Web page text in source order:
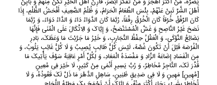
أَهْلَ الشَّرِّ تَبِنْ عَنْهُمْ، بِئْسَ الطَّعَامُ الْحَرَامُ، وَ ظُلْمُ الضَّعِیفِ أَفْحَشُ الظُّلْمِ، إِذَا
کَانَ الرِّفْقُ خُرْقاً کَانَ الْخُرْقُ رِفْقاً، رُبَّمَا کَانَ الدَّوَاءُ دَاءً وَ الدَّاءُ دَوَاءً، وَ رُبَّمَا
نَصَحَ غَیْرُ النَّاصِحِ وَ غَشَّ الْمُسْتَنْصَحُ، وَ إِیَّاکَ وَ الِاتِّکَالَ عَلَى الْمُنَى فَإِنَّهَا
بَضَائِعُ النَّوْکَى، وَ الْعَقْلُ حِفْظُ التَّجَارِبِ، وَ خَیْرُ مَا جَرَّبْتَ مَا وَعَظَکَ، بَادِرِ
الْفُرْصَهَ قَبْلَ أَنْ تَکُونَ غُصَّهً، لَیْسَ کُلُّ طَالِبٍ یُصِیبُ وَ لَا کُلُّ غَائِبٍ یَئُوبُ، وَ
مِنَ الْفَسَادِ إِضَاعَهُ الزَّادِ وَ مَفْسَدَهُ الْمَعَادِ، وَ لِکُلِّ أَمْرٍ عَاقِبَهٌ سَوْفَ یَأْتِیکَ مَا
قُدِّرَ لَکَ، التَّاجِرُ مُخَاطِرٌ، وَ رُبَّ یَسِیرٍ أَنْمَى مِنْ کَثِیرٍ، لَا خَیْرَ فِی مُعِینٍ
[مُهِینٍ] مَهِینٍ وَ لَا فِی صَدِیقٍ ظَنِینٍ، سَاهِلِ الدَّهْرَ مَا ذَلَّ لَکَ قَعُودُهُ، وَ لَا